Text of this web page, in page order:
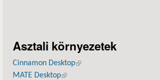
Asztali környezetek
Cinnamon Desktop(külső hivatkozás)
MATE Desktop(külső hivatkozás)